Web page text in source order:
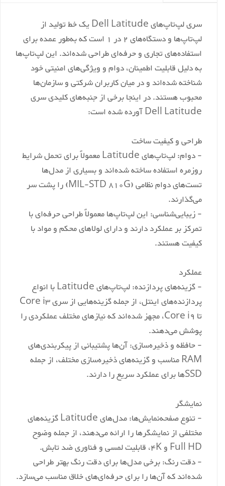
سری لپ‌تاپ‌های Dell Latitude یک خط تولید از
لپ‌تاپ‌ها و دستگاه‌های 2 در 1 است که به‌طور عمده برای
استفاده‌های تجاری و حرفه‌ای طراحی شده‌اند. این لپ‌تاپ‌ها
به دلیل قابلیت اطمینان، دوام و ویژگی‌های امنیتی خود
شناخته شده‌اند و در میان کاربران شرکتی و سازمان‌ها
محبوب هستند. در اینجا برخی از جنبه‌های کلیدی سری
Dell Latitude آورده شده است:
طراحی و کیفیت ساخت
- دوام: لپ‌تاپ‌های Latitude معمولاً برای تحمل شرایط
روزمره استفاده ساخته شده‌اند و بسیاری از مدل‌ها
تست‌های دوام نظامی (MIL-STD 810G) را پشت سر
می‌گذارند.
- زیبایی‌شناسی: این لپ‌تاپ‌ها معمولاً طراحی حرفه‌ای با
تمرکز بر عملکرد دارند و دارای لولاهای محکم و مواد با
کیفیت هستند.
عملکرد
- گزینه‌های پردازنده: لپ‌تاپ‌های Latitude با انواع
پردازنده‌های اینتل، از جمله گزینه‌هایی از سری Core i3
تا Core i9، مجهز شده‌اند که نیازهای مختلف عملکردی را
پوشش می‌دهند.
- حافظه و ذخیره‌سازی: آن‌ها پشتیبانی از پیکربندی‌های
RAM مناسب و گزینه‌های ذخیره‌سازی مختلف، از جمله
SSDها برای عملکرد سریع را دارند.
نمایشگر
- تنوع صفحه‌نمایش‌ها: مدل‌های Latitude گزینه‌های
مختلفی از نمایشگرها را ارائه می‌دهند، از جمله وضوح
Full HD و 4K، قابلیت لمسی و فناوری ضد تابش.
- دقت رنگ: برخی مدل‌ها برای دقت رنگ بهتر طراحی
شده‌اند که آن‌ها را برای حرفه‌ای‌های خلاق مناسب می‌سازد.
Product
‎37.06 x 20.07 x 2.32 cm
Item model
Latitude
Latitude 5590
Standing screen
‎15.6 Inches
Screen
‎1920 x 1080 pixels
Processor
Processor
‎4
‎8 GB
Memory
Computer Memory
‎SDRAM
Hard Drive
‎256 GB
Hard Disk
‎230 Volts
Item
3500g